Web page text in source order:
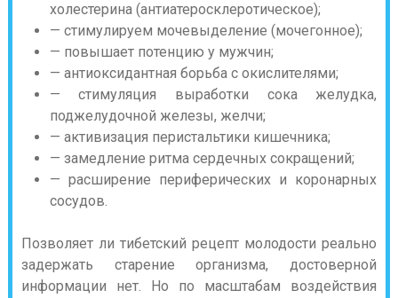
холестерина (антиатеросклеротическое);
— стимулируем мочевыделение (мочегонное);
— повышает потенцию у мужчин;
— антиоксидантная борьба с окислителями;
— стимуляция выработки сока желудка,
поджелудочной железы, желчи;
— активизация перистальтики кишечника;
— замедление ритма сердечных сокращений;
— расширение периферических и коронарных
сосудов.
Позволяет ли тибетский рецепт молодости реально
задержать старение организма, достоверной
информации нет. Но по масштабам воздействия